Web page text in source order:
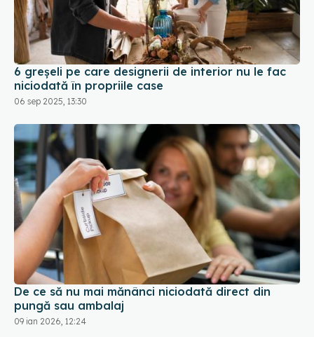
6 greșeli pe care designerii de interior nu le fac
niciodată în propriile case
06 sep 2025, 13:30
De ce să nu mai mănânci niciodată direct din
pungă sau ambalaj
09 ian 2026, 12:24